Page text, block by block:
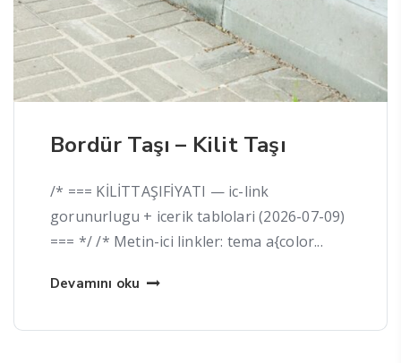
Bordür Taşı – Kilit Taşı
/* === KİLİTTAŞIFİYATI — ic-link
gorunurlugu + icerik tablolari (2026-07-09)
=== */ /* Metin-ici linkler: tema a{color...
Devamını oku